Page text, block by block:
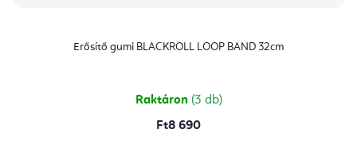
Erősítő gumi BLACKROLL LOOP BAND 32cm
Raktáron (3 db)
Ft8 690